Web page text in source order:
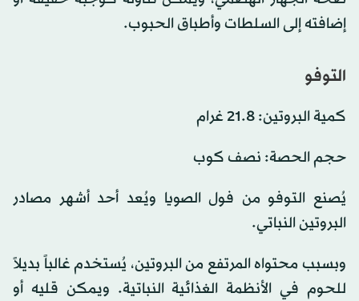
إضافته إلى السلطات وأطباق الحبوب.
التوفو
كمية البروتين: 21.8 غرام
حجم الحصة: نصف كوب
يُصنع التوفو من فول الصويا ويُعد أحد أشهر مصادر
البروتين النباتي.
وبسبب محتواه المرتفع من البروتين، يُستخدم غالباً بديلاً
للحوم في الأنظمة الغذائية النباتية. ويمكن قليه أو